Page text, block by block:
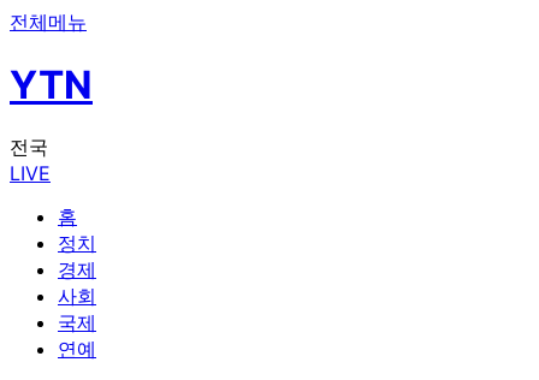
전체메뉴
YTN
전국
LIVE
홈
정치
경제
사회
국제
연예